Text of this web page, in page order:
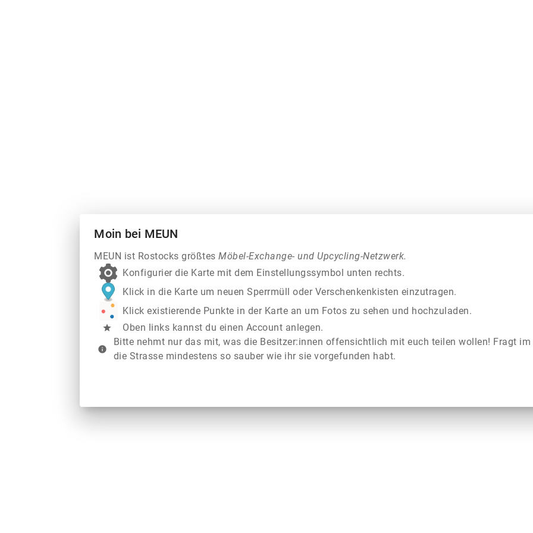
Moin bei MEUN
MEUN ist Rostocks größtesMöbel-Exchange- und Upcycling-Netzwerk.
Konfigurier die Karte mit dem Einstellungssymbol unten rechts.
Klick in die Karte um neuen Sperrmüll oder Verschenkenkisten einzutragen.
Klick existierende Punkte in der Karte an um Fotos zu sehen und hochzuladen.
star Oben links kannst du einen Account anlegen.
info
Bitte nehmt nur das mit, was die Besitzer:innen offensichtlich mit euch teilen wollen! Fragt
die Strasse mindestens so sauber wie ihr sie vorgefunden habt.